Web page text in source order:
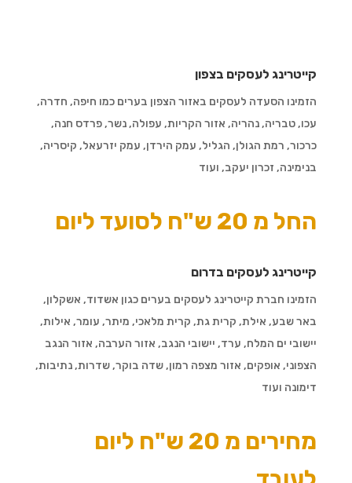
קייטרינג לעסקים בצפון
הזמינו הסעדה לעסקים באזור הצפון בערים כמו חיפה, חדרה,
עכו, טבריה, נהריה, אזור הקריות, עפולה, נשר, פרדס חנה,
כרכור, רמת הגולן, הגליל, עמק הירדן, עמק יזרעאל, קיסריה,
בנימינה, זכרון יעקב, ועוד
החל מ 20 ש"ח לסועד ליום
קייטרינג לעסקים בדרום
הזמינו חברת קייטרינג לעסקים בערים כגון אשדוד, אשקלון,
באר שבע, אילת, קרית גת, קרית מלאכי, מיתר, עומר, אילות,
יישובי ים המלח, ערד, יישובי הנגב, אזור הערבה, אזור הנגב
הצפוני, אופקים, אזור מצפה רמון, שדה בוקר, שדרות, נתיבות,
דימונה ועוד
מחירים מ 20 ש"ח ליום